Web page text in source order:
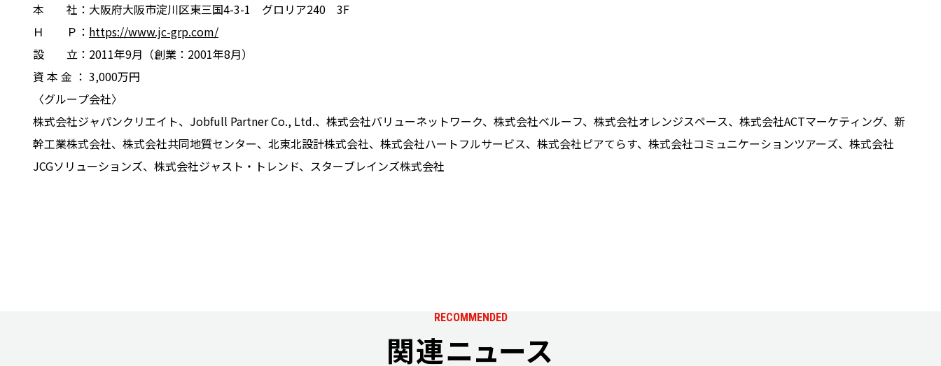
本 社：大阪府大阪市淀川区東三国4-3-1 グロリア240 3F
Ｈ Ｐ： https://www.jc-grp.com/
設 立：2011年9月（創業：2001年8月）
資 本 金 ： 3,000万円
〈グループ会社〉
株式会社ジャパンクリエイト、Jobfull Partner Co., Ltd.、株式会社バリューネットワーク、株式会社ベルーフ、株式会社オレンジスペース、株式会社ACTマーケティング、新
幹工業株式会社、株式会社共同地質センター、北東北設計株式会社、株式会社ハートフルサービス、株式会社ピアてらす、株式会社コミュニケーションツアーズ、株式会社
JCGソリューションズ、株式会社ジャスト・トレンド、スターブレインズ株式会社
RECOMMENDED
関連ニュース